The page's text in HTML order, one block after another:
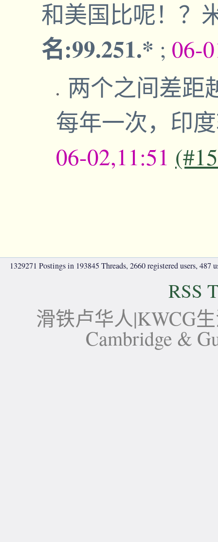
和美国比呢！？
名:99.251.* ; 06-
两个之间差距
每年一次，印
06-02,11:51
1329271 Postings in 193845 Threads, 2660 registered users, 487
RSS
滑铁卢华人|KWCG
Cambridge &